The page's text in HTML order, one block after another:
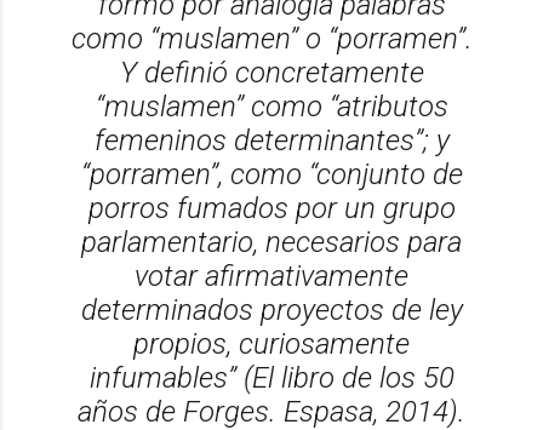
como “muslamen” o “porramen”.
Y definió concretamente
“muslamen” como “atributos
femeninos determinantes”; y
“porramen”, como “conjunto de
porros fumados por un grupo
parlamentario, necesarios para
votar afirmativamente
determinados proyectos de ley
propios, curiosamente
infumables” (El libro de los 50
años de Forges. Espasa, 2014).